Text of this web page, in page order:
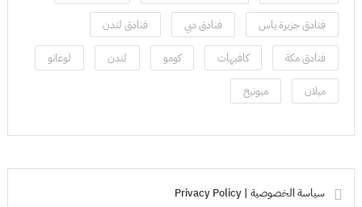
فنادق جزيرة ياس فنادق دبي فنادق لندن
فنادق مكة كافيهات كومو لندن لوغانو
ميلان ميونيخ
سياسة الخصوصية | Privacy Policy